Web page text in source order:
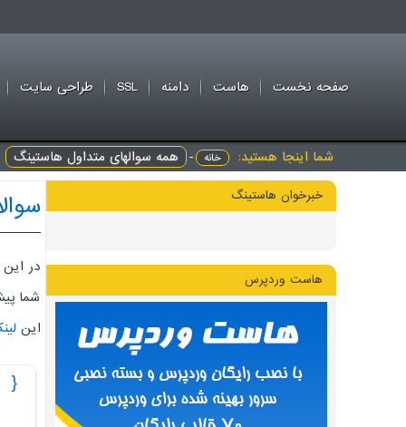
صفحه نخست هاست دامنه SSL طراحی سايت
شما اینجا هستید: خانه - همه سوالهای متداول هاستینگ
خبرخوان هاستینگ
هاست وردپرس
در
شما
این